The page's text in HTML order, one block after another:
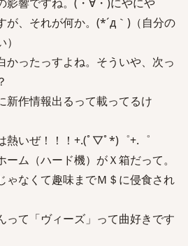
が、それが何か。(*´д｀)（自分の
かったっすよね。そういや、次っ
新作情報出るって載ってるけ
熱いぜ！！！+.(ﾟ▽ﾟ*)゜+.゜
ム（ハード機）がＸ箱だって。
ゃなくて趣味までＭ＄に侵食され
って「ヴィーズ」って曲好きです